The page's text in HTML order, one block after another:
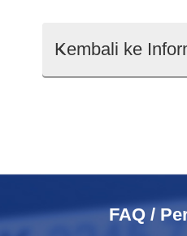
Kembali ke
FAQ /